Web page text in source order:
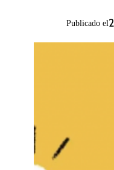
Publicado el